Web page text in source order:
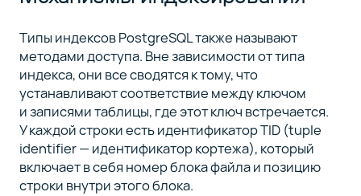
Типы индексов PostgreSQL также называют
методами доступа. Вне зависимости от типа
индекса, они все сводятся к тому, что
устанавливают соответствие между ключом
и записями таблицы, где этот ключ встречается.
У каждой строки есть идентификатор TID (tuple
identifier — идентификатор кортежа), который
включает в себя номер блока файла и позицию
строки внутри этого блока.